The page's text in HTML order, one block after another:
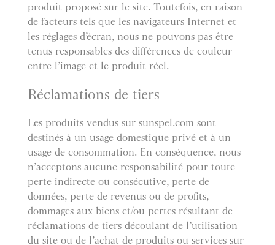
produit proposé sur le site. Toutefois, en raison
de facteurs tels que les navigateurs Internet et
les réglages d’écran, nous ne pouvons pas être
tenus responsables des différences de couleur
entre l’image et le produit réel.
Réclamations de tiers
Les produits vendus sur sunspel.com sont
destinés à un usage domestique privé et à un
usage de consommation. En conséquence, nous
n’acceptons aucune responsabilité pour toute
perte indirecte ou consécutive, perte de
données, perte de revenus ou de profits,
dommages aux biens et/ou pertes résultant de
réclamations de tiers découlant de l’utilisation
du site ou de l’achat de produits ou services sur